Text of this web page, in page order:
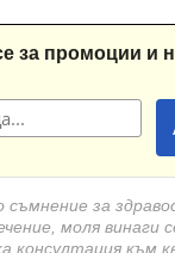
за промоции и
съмнение за
моля винаги
консултация към